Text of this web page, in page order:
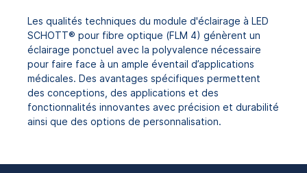
Les qualités techniques du module d'éclairage à LED
SCHOTT® pour fibre optique (FLM 4) génèrent un
éclairage ponctuel avec la polyvalence nécessaire
pour faire face à un ample éventail d’applications
médicales. Des avantages spécifiques permettent
des conceptions, des applications et des
fonctionnalités innovantes avec précision et durabilité
ainsi que des options de personnalisation.